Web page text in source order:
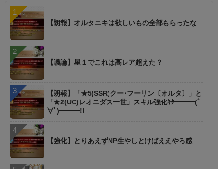
【朗報】オルタニキは欲しいもの全部もらったな
【議論】星１でこれは高レア超えた？
【朗報】「★5(SSR)クー･フーリン〔オルタ〕」と
「★2(UC)レオニダス一世」スキル強化ｷﾀ━━━(ﾟ
∀ﾟ)━━━!!
【強化】とりあえずNP生やしとけばええやろ感